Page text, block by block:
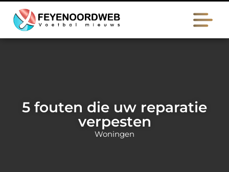
5 fouten die uw reparatie
verpesten
Woningen